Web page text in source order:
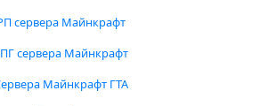
сервера Майнкрафт
сервера Майнкрафт
Майнкрафт ГТА